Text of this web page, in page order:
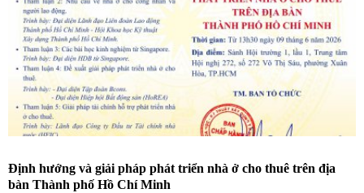
Định hướng và giải pháp phát triển nhà ở cho thuê trên địa
bàn Thành phố Hồ Chí Minh